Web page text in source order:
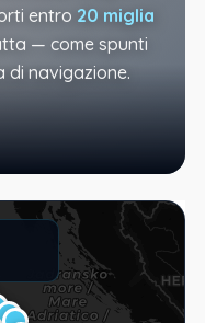
entro 20 miglia
— come spunti
di navigazione.